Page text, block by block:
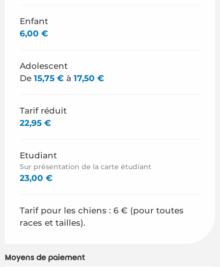
Enfant
6,00 €
Adolescent
De 15,75 € à 17,50 €
Tarif réduit
22,95 €
Etudiant
Sur présentation de la carte étudiant
23,00 €
Tarif pour les chiens : 6 € (pour toutes
races et tailles).
Moyens de paiement